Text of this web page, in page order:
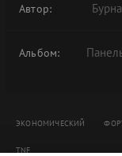
Автор:
Альбом:
ЭКОНОМИЧЕСКИЙ
TNF